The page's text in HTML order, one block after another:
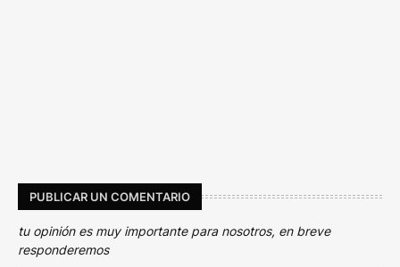
PUBLICAR UN COMENTARIO
tu opinión es muy importante para nosotros, en breve
responderemos